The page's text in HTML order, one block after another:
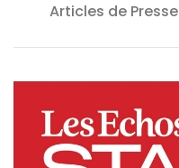
Articles de Presse